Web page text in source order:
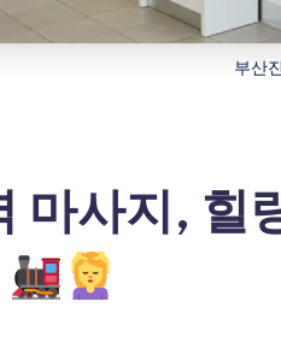
부산
마사지, 힐